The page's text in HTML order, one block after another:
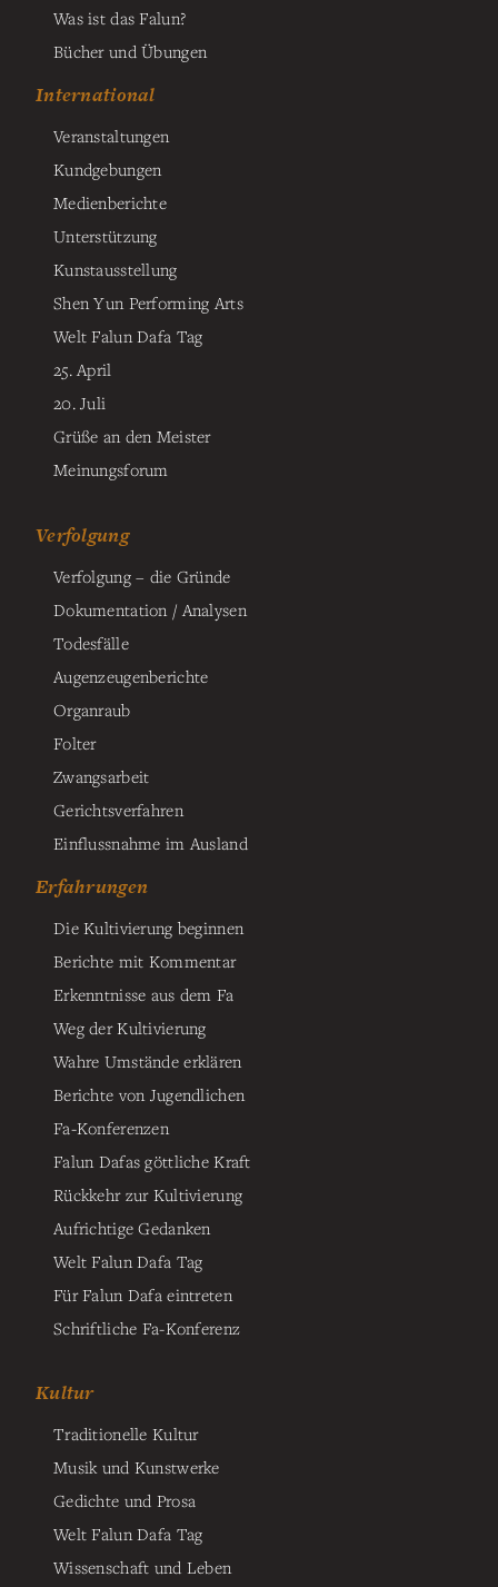
Was ist das Falun?
Bücher und Übungen
International
Veranstaltungen
Kundgebungen
Medienberichte
Unterstützung
Kunstausstellung
Shen Yun Performing Arts
Welt Falun Dafa Tag
25. April
20. Juli
Grüße an den Meister
Meinungsforum
Verfolgung
Verfolgung – die Gründe
Dokumentation / Analysen
Todesfälle
Augenzeugenberichte
Organraub
Folter
Zwangsarbeit
Gerichtsverfahren
Einflussnahme im Ausland
Erfahrungen
Die Kultivierung beginnen
Berichte mit Kommentar
Erkenntnisse aus dem Fa
Weg der Kultivierung
Wahre Umstände erklären
Berichte von Jugendlichen
Fa-Konferenzen
Falun Dafas göttliche Kraft
Rückkehr zur Kultivierung
Aufrichtige Gedanken
Welt Falun Dafa Tag
Für Falun Dafa eintreten
Schriftliche Fa-Konferenz
Kultur
Traditionelle Kultur
Musik und Kunstwerke
Gedichte und Prosa
Welt Falun Dafa Tag
Wissenschaft und Leben